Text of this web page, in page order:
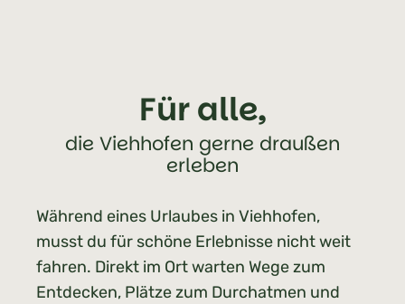
Für alle,
die Viehhofen gerne draußen
erleben
Während eines Urlaubes in Viehhofen,
musst du für schöne Erlebnisse nicht weit
fahren. Direkt im Ort warten Wege zum
Entdecken, Plätze zum Durchatmen und